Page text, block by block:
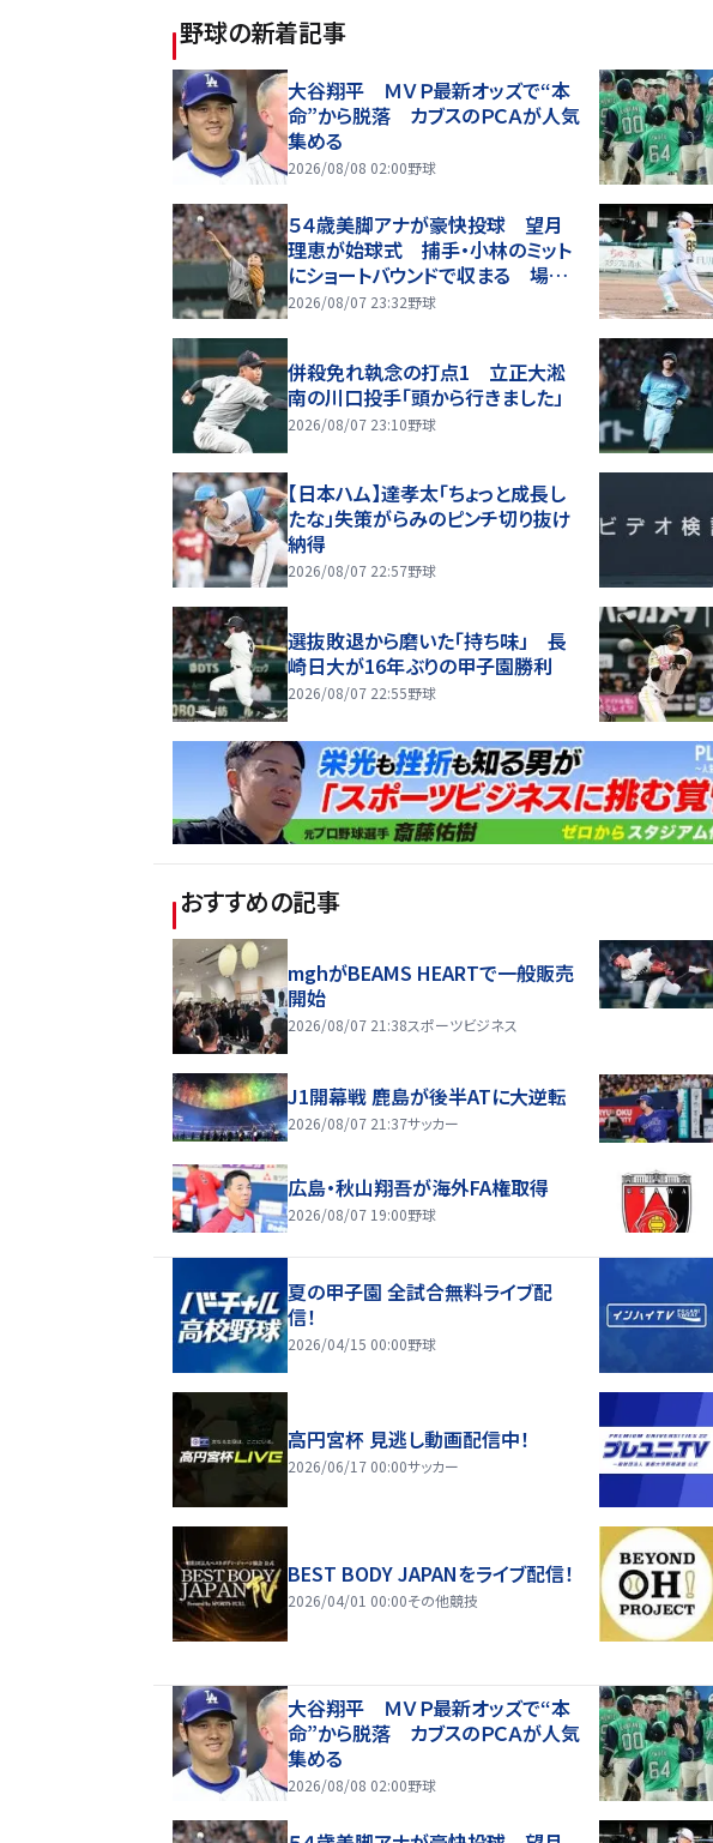
野球の新着記事
大谷翔平 ＭＶＰ最新オッズで“本
命”から脱落 カブスのＰＣＡが人気
集める
2026/08/08 02:00野球
５４歳美脚アナが豪快投球 望月
理恵が始球式 捕手・小林のミット
にショートバウンドで収まる 場内
歓声
2026/08/07 23:32野球
併殺免れ執念の打点1 立正大淞
南の川口投手「頭から行きました」
2026/08/07 23:10野球
【日本ハム】達孝太「ちょっと成長し
たな」失策がらみのピンチ切り抜け
納得
2026/08/07 22:57野球
選抜敗退から磨いた「持ち味」 長
崎日大が16年ぶりの甲子園勝利
2026/08/07 22:55野球
おすすめの記事
mghがBEAMS HEARTで一般販売
開始
2026/08/07 21:38スポーツビジネス
J1開幕戦 鹿島が後半ATに大逆転
2026/08/07 21:37サッカー
広島・秋山翔吾が海外FA権取得
2026/08/07 19:00野球
夏の甲子園 全試合無料ライブ配
信！
2026/04/15 00:00野球
高円宮杯 見逃し動画配信中！
2026/06/17 00:00サッカー
BEST BODY JAPANをライブ配信！
2026/04/01 00:00その他競技
大谷翔平 ＭＶＰ最新オッズで“本
命”から脱落 カブスのＰＣＡが人気
集める
2026/08/08 02:00野球